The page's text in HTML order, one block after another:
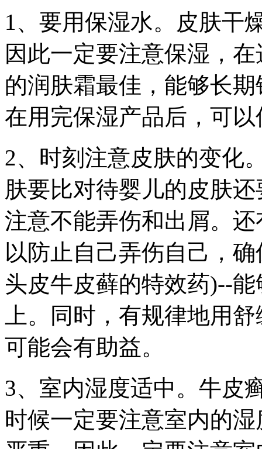
1、要用保湿水。皮肤干
因此一定要注意保湿，
的润肤霜最佳，能够长
在用完保湿产品后，可
2、时刻注意皮肤的变化
肤要比对待婴儿的皮肤
注意不能弄伤和出屑。
以防止自己弄伤自己，
头皮牛皮藓的特效药)--
上。同时，有规律地用
可能会有助益。
3、室内湿度适中。牛皮
时候一定要注意室内的